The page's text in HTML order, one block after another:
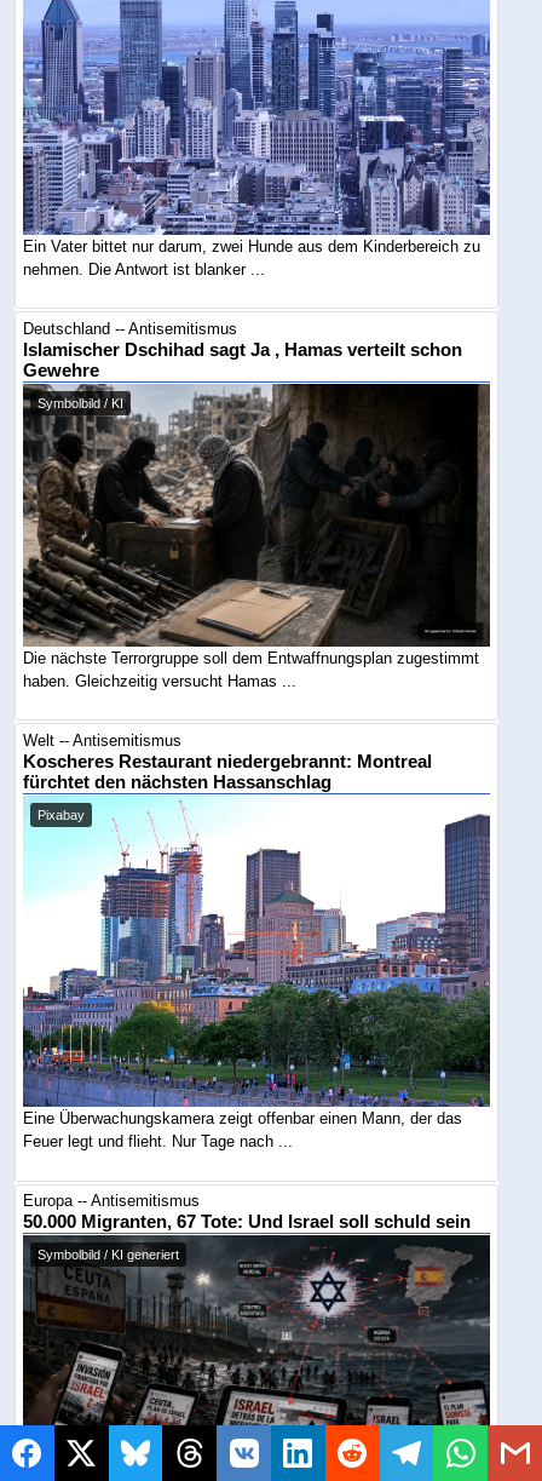
Ein Vater bittet nur darum, zwei Hunde aus dem Kinderbereich zu
nehmen. Die Antwort ist blanker ...
Deutschland -- Antisemitismus
Islamischer Dschihad sagt Ja , Hamas verteilt schon
Gewehre
Symbolbild / KI
Die nächste Terrorgruppe soll dem Entwaffnungsplan zugestimmt
haben. Gleichzeitig versucht Hamas ...
Welt -- Antisemitismus
Koscheres Restaurant niedergebrannt: Montreal
fürchtet den nächsten Hassanschlag
Pixabay
Eine Überwachungskamera zeigt offenbar einen Mann, der das
Feuer legt und flieht. Nur Tage nach ...
Europa -- Antisemitismus
50.000 Migranten, 67 Tote: Und Israel soll schuld sein
Symbolbild / KI generiert